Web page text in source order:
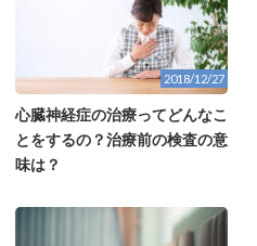
2018/12/27
心臓神経症の治療ってどんなこ
とをするの？治療前の検査の意
味は？